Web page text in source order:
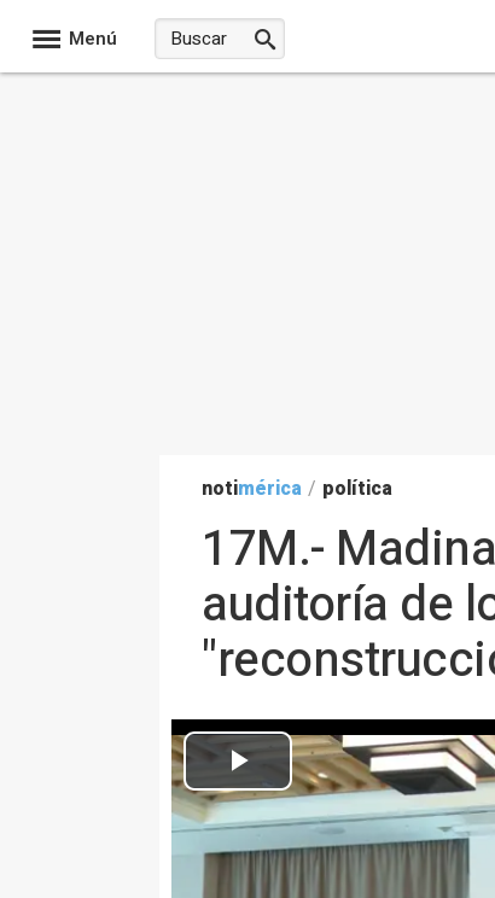
Menú
notimérica / política
17M.-
auditoría de
VIGO 19 May. (EUROPA